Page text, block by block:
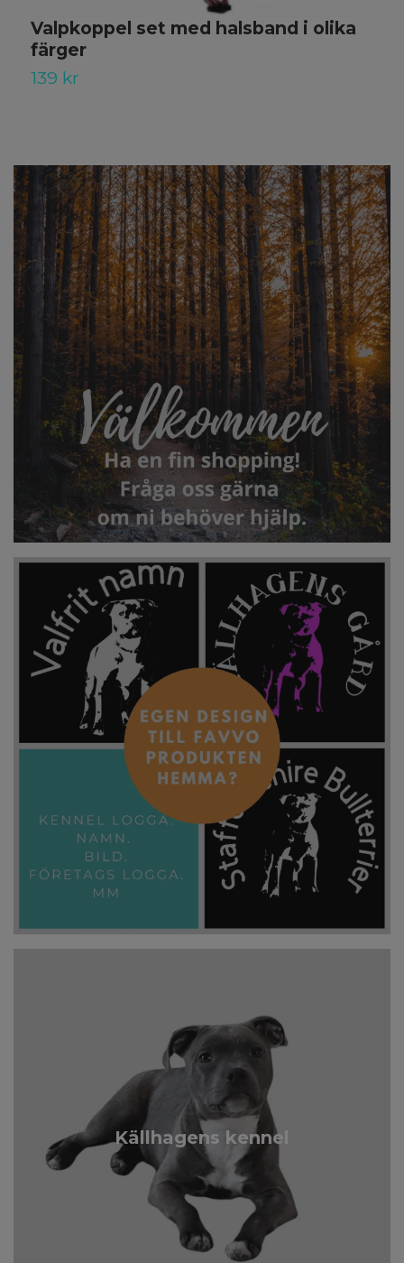
Källhagens kennel
Valpkoppel set med halsband i olika
färger
139 kr